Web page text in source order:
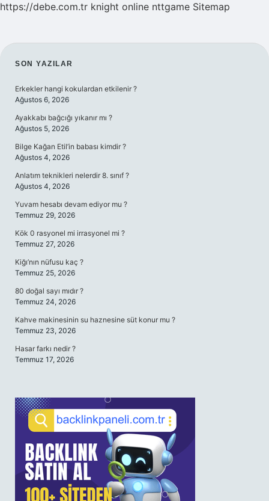
https://debe.com.tr knight online nttgame Sitemap
SIDEBAR
SON YAZILAR
Erkekler hangi kokulardan etkilenir ?
Ağustos 6, 2026
Ayakkabı bağcığı yıkanır mı ?
Ağustos 5, 2026
Bilge Kağan Etil’in babası kimdir ?
Ağustos 4, 2026
Anlatım teknikleri nelerdir 8. sınıf ?
Ağustos 4, 2026
Yuvam hesabı devam ediyor mu ?
Temmuz 29, 2026
Kök 0 rasyonel mi irrasyonel mi ?
Temmuz 27, 2026
Kiğı’nın nüfusu kaç ?
Temmuz 25, 2026
80 doğal sayı mıdır ?
Temmuz 24, 2026
Kahve makinesinin su haznesine süt konur mu ?
Temmuz 23, 2026
Hasar farkı nedir ?
Temmuz 17, 2026